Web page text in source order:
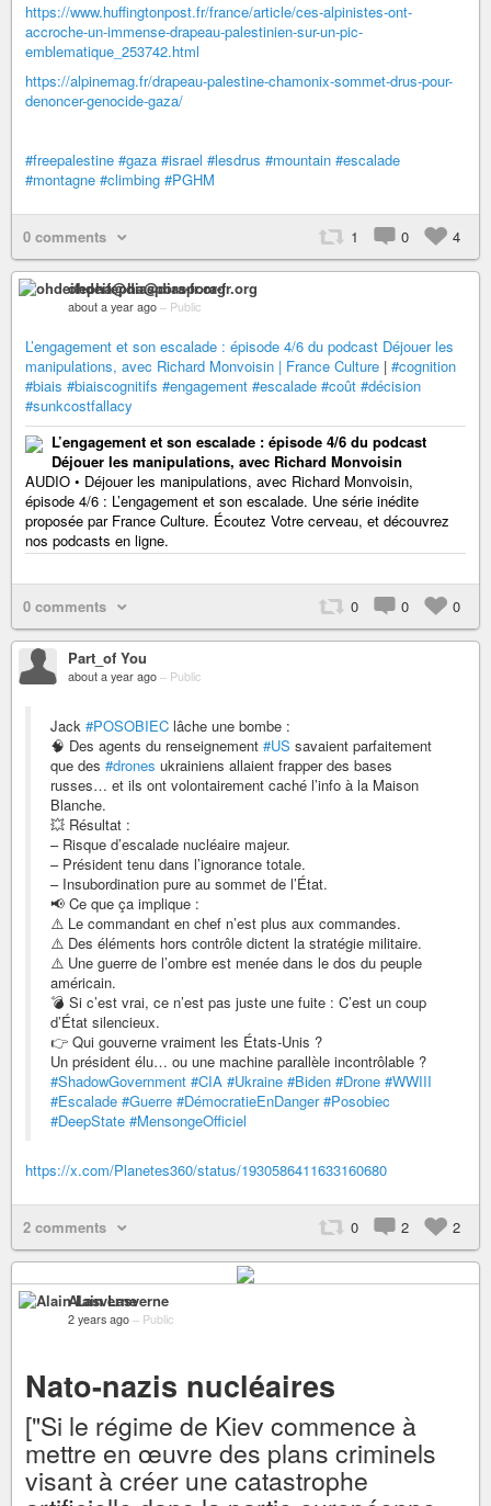
https://www.huffingtonpost.fr/france/article/ces-alpinistes-ont-
accroche-un-immense-drapeau-palestinien-sur-un-pic-
emblematique_253742.html
https://alpinemag.fr/drapeau-palestine-chamonix-sommet-drus-pour-
denoncer-genocide-gaza/
#freepalestine #gaza #israel #lesdrus #mountain #escalade
#montagne #climbing #PGHM
0 comments 1 0 4
ohdeifepha@diaspora-fr.org
about a year ago – Public
L’engagement et son escalade : épisode 4/6 du podcast Déjouer les
manipulations, avec Richard Monvoisin | France Culture | #cognition
#biais #biaiscognitifs #engagement #escalade #coût #décision
#sunkcostfallacy
L’engagement et son escalade : épisode 4/6 du podcast
Déjouer les manipulations, avec Richard Monvoisin
AUDIO • Déjouer les manipulations, avec Richard Monvoisin,
épisode 4/6 : L’engagement et son escalade. Une série inédite
proposée par France Culture. Écoutez Votre cerveau, et découvrez
nos podcasts en ligne.
0 comments 0 0 0
Part_of You
about a year ago – Public
Jack #POSOBIEC lâche une bombe :
🧠 Des agents du renseignement #US savaient parfaitement
que des #drones ukrainiens allaient frapper des bases
russes… et ils ont volontairement caché l’info à la Maison
Blanche.
💥 Résultat :
– Risque d’escalade nucléaire majeur.
– Président tenu dans l’ignorance totale.
– Insubordination pure au sommet de l’État.
📢 Ce que ça implique :
⚠️ Le commandant en chef n’est plus aux commandes.
⚠️ Des éléments hors contrôle dictent la stratégie militaire.
⚠️ Une guerre de l’ombre est menée dans le dos du peuple
américain.
💣 Si c’est vrai, ce n’est pas juste une fuite : C’est un coup
d’État silencieux.
👉 Qui gouverne vraiment les États-Unis ?
Un président élu… ou une machine parallèle incontrôlable ?
#ShadowGovernment #CIA #Ukraine #Biden #Drone #WWIII
#Escalade #Guerre #DémocratieEnDanger #Posobiec
#DeepState #MensongeOfficiel
https://x.com/Planetes360/status/1930586411633160680
2 comments 0 2 2
Alain Lasverne
2 years ago – Public
Nato-nazis nucléaires
["Si le régime de Kiev commence à
mettre en œuvre des plans criminels
visant à créer une catastrophe